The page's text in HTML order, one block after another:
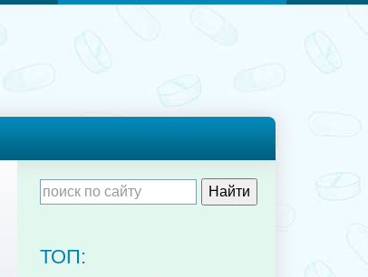
ТОП: